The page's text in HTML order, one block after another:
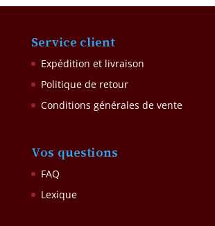
Service client
Expédition et livraison
Politique de retour
Conditions générales de vente
Vos questions
FAQ
Lexique